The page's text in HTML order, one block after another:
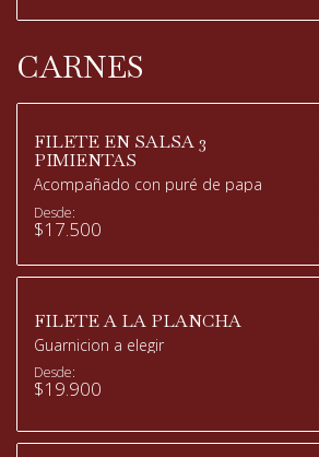
CARNES
FILETE EN SALSA 3
PIMIENTAS
Acompañado con puré de papa
Desde:
$17.500
FILETE A LA PLANCHA
Guarnicion a elegir
Desde:
$19.900